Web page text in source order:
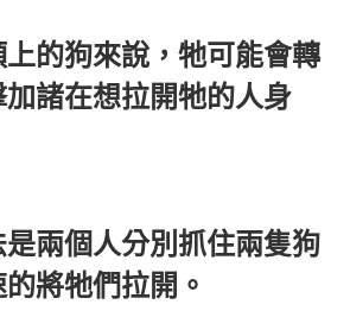
的狗來說，牠可能會轉
諸在想拉開牠的人身
兩個人分別抓住兩隻狗
將牠們拉開。